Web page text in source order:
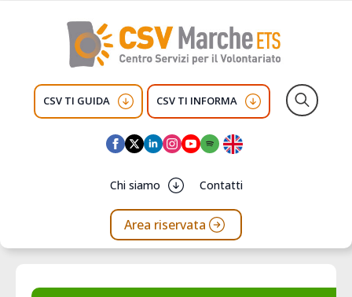
CSV TI GUIDA CSV TI INFORMA
Chi siamo Contatti
Area riservata